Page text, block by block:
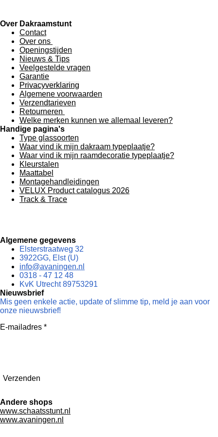
Over Dakraamstunt
Contact
Over ons
Openingstijden
Nieuws & Tips
Veelgestelde vragen
Garantie
Privacyverklaring
Algemene voorwaarden
Verzendtarieven
Retourneren
Welke merken kunnen we allemaal leveren?
Handige pagina's
Type glassoorten
Waar vind ik mijn dakraam typeplaatje?
Waar vind ik mijn raamdecoratie typeplaatje?
Kleurstalen
Maattabel
Montagehandleidingen
VELUX Product catalogus 2026
Track & Trace
Algemene gegevens
Elsterstraatweg 32
3922GG, Elst (U)
info@avaningen.nl
0318 - 47 12 48
KvK Utrecht 89753291
Nieuwsbrief
Mis geen enkele actie, update of slimme tip, meld je aan voor
onze nieuwsbrief!
E-mailadres *
Verzenden
Andere shops
www.schaatsstunt.nl
www.avaningen.nl